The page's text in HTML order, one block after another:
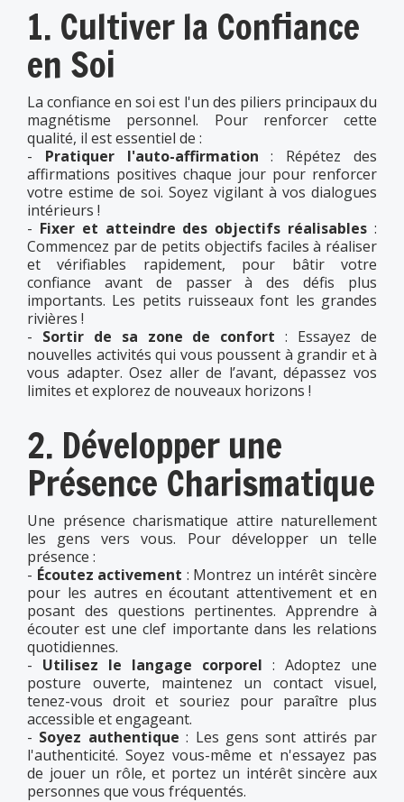
1. Cultiver la Confiance
en Soi
La confiance en soi est l'un des piliers principaux du
magnétisme personnel. Pour renforcer cette
qualité, il est essentiel de :
- Pratiquer l'auto-affirmation : Répétez des
affirmations positives chaque jour pour renforcer
votre estime de soi. Soyez vigilant à vos dialogues
intérieurs !
- Fixer et atteindre des objectifs réalisables :
Commencez par de petits objectifs faciles à réaliser
et vérifiables rapidement, pour bâtir votre
confiance avant de passer à des défis plus
importants. Les petits ruisseaux font les grandes
rivières !
- Sortir de sa zone de confort : Essayez de
nouvelles activités qui vous poussent à grandir et à
vous adapter. Osez aller de l’avant, dépassez vos
limites et explorez de nouveaux horizons !
2. Développer une
Présence Charismatique
Une présence charismatique attire naturellement
les gens vers vous. Pour développer un telle
présence :
- Écoutez activement : Montrez un intérêt sincère
pour les autres en écoutant attentivement et en
posant des questions pertinentes. Apprendre à
écouter est une clef importante dans les relations
quotidiennes.
- Utilisez le langage corporel : Adoptez une
posture ouverte, maintenez un contact visuel,
tenez-vous droit et souriez pour paraître plus
accessible et engageant.
- Soyez authentique : Les gens sont attirés par
l'authenticité. Soyez vous-même et n'essayez pas
de jouer un rôle, et portez un intérêt sincère aux
personnes que vous fréquentés.